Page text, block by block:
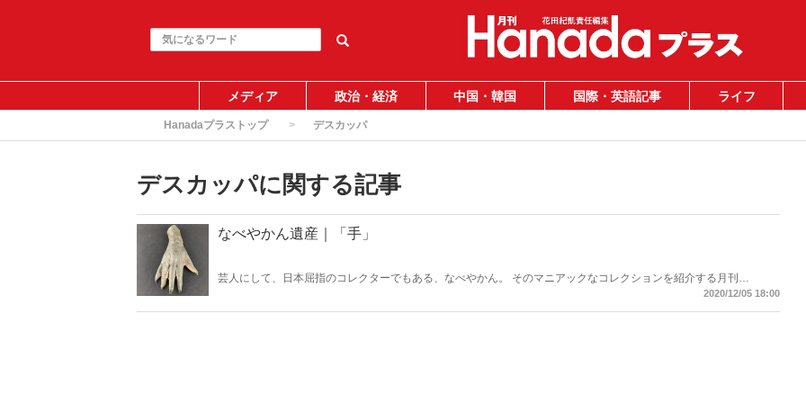
メディア 政治・経済 中国・韓国 国際・英語記事 ライフ
Hanadaプラストップ デスカッパ
デスカッパに関する記事
なべやかん遺産｜「手」
芸人にして、日本屈指のコレクターでもある、なべやかん。 そのマニアックなコレクションを紹介する月刊
『Hanada』の好評連載「なべやかん遺産」がますますパワーアップして「Hanadaプラス」にお引越し！ 今回は
2020/12/05 18:00